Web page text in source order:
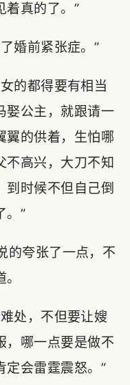
着真的了。”
婚前紧张症。”
的都得要有相当
娶公主，就跟请一
翼的供着，生怕哪
不高兴，大刀不知
到时候不但自己倒
。”
的夸张了一点，不
处，不但要让嫂
，哪一点要是做不
定会雷霆震怒。”